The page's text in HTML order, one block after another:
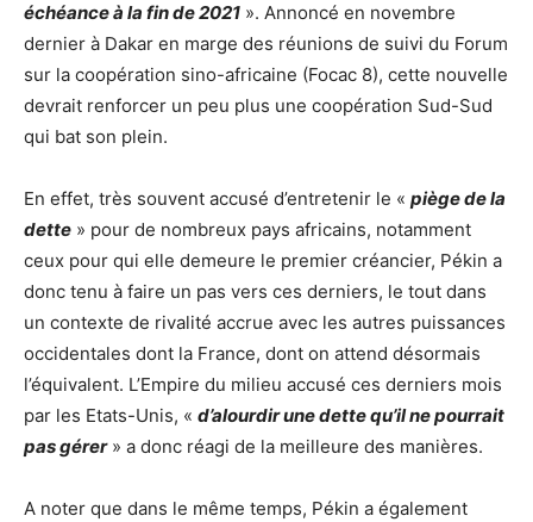
échéance à la fin de 2021 ». Annoncé en novembre
dernier à Dakar en marge des réunions de suivi du Forum
sur la coopération sino-africaine (Focac 8), cette nouvelle
devrait renforcer un peu plus une coopération Sud-Sud
qui bat son plein.
En effet, très souvent accusé d’entretenir le « piège de la
dette » pour de nombreux pays africains, notamment
ceux pour qui elle demeure le premier créancier, Pékin a
donc tenu à faire un pas vers ces derniers, le tout dans
un contexte de rivalité accrue avec les autres puissances
occidentales dont la France, dont on attend désormais
l’équivalent. L’Empire du milieu accusé ces derniers mois
par les Etats-Unis, « d’alourdir une dette qu’il ne pourrait
pas gérer» a donc réagi de la meilleure des manières.
A noter que dans le même temps, Pékin a également